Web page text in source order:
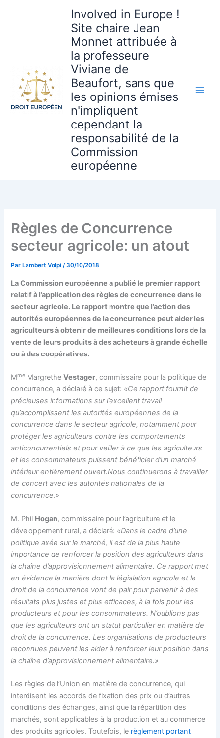
Involved in Europe !
Site chaire Jean
Monnet attribuée à
la professeure
Viviane de
Beaufort, sans que
les opinions émises
n'impliquent
cependant la
responsabilité de la
Commission
européenne
Règles de Concurrence
secteur agricole: un atout
Par Lambert Volpi/30/10/2018
La Commission européenne a publié le premier rapport
relatif à l’application des règles de concurrence dans le
secteur agricole. Le rapport montre que l’action des
autorités européennes de la concurrence peut aider les
agriculteurs à obtenir de meilleures conditions lors de la
vente de leurs produits à des acheteurs à grande échelle
ou à des coopératives.
Mme MargretheVestager, commissaire pour la politique de
concurrence, a déclaré à ce sujet: «Ce rapport fournit de
précieuses informations sur l’excellent travail
qu’accomplissent les autorités européennes de la
concurrence dans le secteur agricole, notamment pour
protéger les agriculteurs contre les comportements
anticoncurrentiels et pour veiller à ce que les agriculteurs
et les consommateurs puissent bénéficier d’un marché
intérieur entièrement ouvert.Nous continuerons à travailler
de concert avec les autorités nationales de la
concurrence.»
M. Phil Hogan, commissaire pour l’agriculture et le
développement rural, a déclaré: «Dans le cadre d’une
politique axée sur le marché, il est de la plus haute
importance de renforcer la position des agriculteurs dans
la chaîne d’approvisionnement alimentaire. Ce rapport met
en évidence la manière dont la législation agricole et le
droit de la concurrence vont de pair pour parvenir à des
résultats plus justes et plus efficaces, à la fois pour les
producteurs et pour les consommateurs. N’oublions pas
que les agriculteurs ont un statut particulier en matière de
droit de la concurrence. Les organisations de producteurs
reconnues peuvent les aider à renforcer leur position dans
la chaîne d’approvisionnement alimentaire.»
Les règles de l’Union en matière de concurrence, qui
interdisent les accords de fixation des prix ou d’autres
conditions des échanges, ainsi que la répartition des
marchés, sont applicables à la production et au commerce
des produits agricoles. Toutefois, le règlement portant